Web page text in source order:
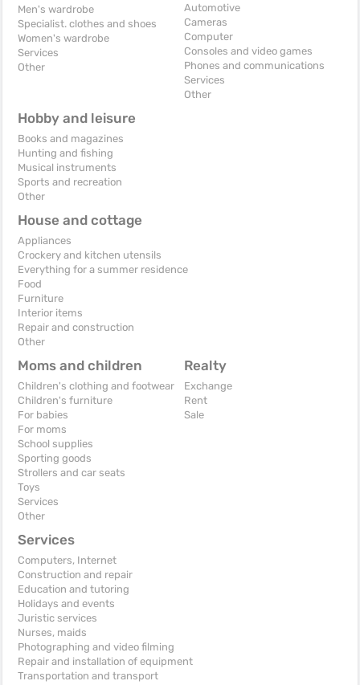
Men's wardrobe
Specialist. clothes and shoes
Women's wardrobe
Services
Other
Automotive
Cameras
Computer
Consoles and video games
Phones and communications
Services
Other
Hobby and leisure
Books and magazines
Hunting and fishing
Musical instruments
Sports and recreation
Other
House and cottage
Appliances
Crockery and kitchen utensils
Everything for a summer residence
Food
Furniture
Interior items
Repair and construction
Other
Moms and children
Children's clothing and footwear
Children's furniture
For babies
For moms
School supplies
Sporting goods
Strollers and car seats
Toys
Services
Other
Realty
Exchange
Rent
Sale
Services
Computers, Internet
Construction and repair
Education and tutoring
Holidays and events
Juristic services
Nurses, maids
Photographing and video filming
Repair and installation of equipment
Transportation and transport